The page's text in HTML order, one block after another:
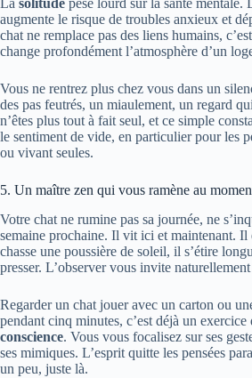
La solitude pèse lourd sur la santé mentale.
augmente le risque de troubles anxieux et
chat ne remplace pas des liens humains,
change profondément l’atmosphère d’un
Vous ne rentrez plus chez vous dans un
des pas feutrés, un miaulement, un regard
n’êtes plus tout à fait seul, et ce simple
le sentiment de vide, en particulier pour les
ou vivant seules.
5. Un maître zen qui vous ramène au
Votre chat ne rumine pas sa journée, ne
semaine prochaine. Il vit ici et maintenant.
chasse une poussière de soleil, il s’étire
presser. L’observer vous invite naturellement
Regarder un chat jouer avec un carton ou
pendant cinq minutes, c’est déjà un exercice
conscience. Vous vous focalisez sur ses
ses mimiques. L’esprit quitte les pensées
un peu, juste là.